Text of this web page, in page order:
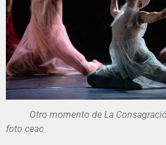
Otro momento de La
foto ceac